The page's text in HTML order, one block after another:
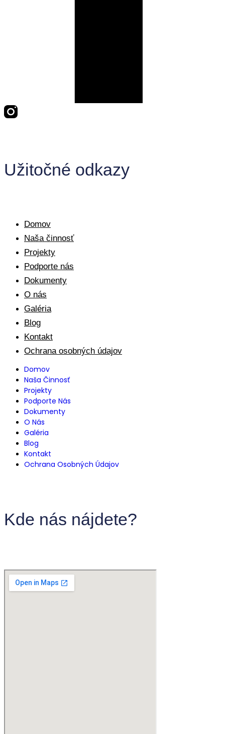
Užitočné odkazy
Domov
Naša činnosť
Projekty
Podporte nás
Dokumenty
O nás
Galéria
Blog
Kontakt
Ochrana osobných údajov
Domov
Naša Činnosť
Projekty
Podporte Nás
Dokumenty
O Nás
Galéria
Blog
Kontakt
Ochrana Osobných Údajov
Kde nás nájdete?